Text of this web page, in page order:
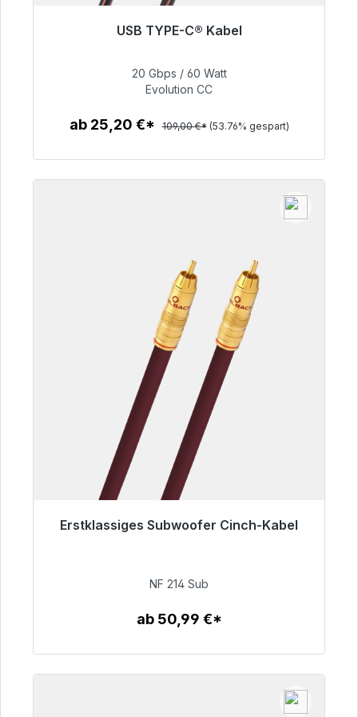
USB TYPE-C® Kabel
50,40 €
20 Gbps / 60 Watt
Evolution CC
ab 25,20 €* 109,00 €* (53.76% gespart)
Erstklassiges Subwoofer Cinch-Kabel
94,00 €
NF 214 Sub
ab 50,99 €*